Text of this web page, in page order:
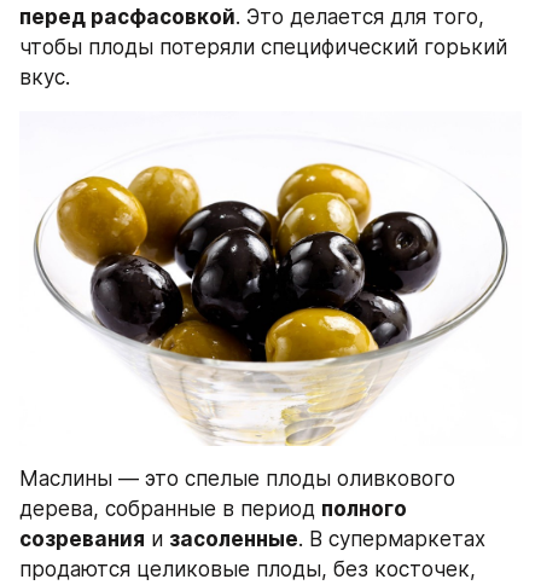
перед расфасовкой. Это делается для того,
чтобы плоды потеряли специфический горький
вкус.
Маслины — это спелые плоды оливкового
дерева, собранные в период полного
созревания и засоленные. В супермаркетах
продаются целиковые плоды, без косточек,